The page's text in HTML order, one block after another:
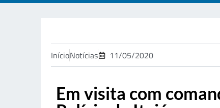
InícioNotícias 11/05/2020
Em visita com